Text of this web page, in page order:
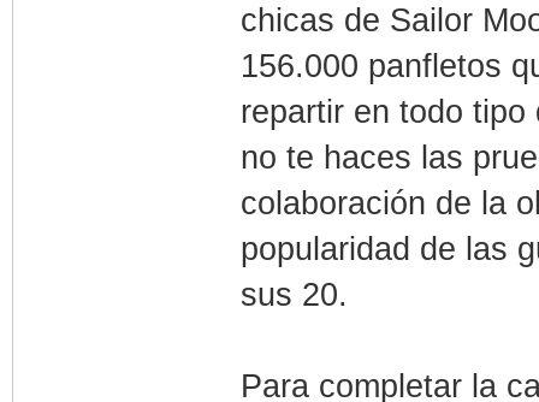
chicas de Sailor
156.000 panfletos
repartir en todo tipo
no te haces las
colaboración de la
popularidad de las
sus 20.
Para completar la